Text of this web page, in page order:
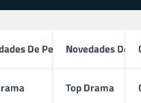
De PelículasNovedades De
Top Drama
Natalie Portman
PRODUCTORES